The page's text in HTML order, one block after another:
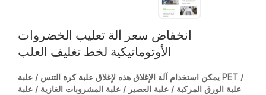
انخفاض سعر آلة تعليب الخضروات
الأوتوماتيكية لخط تغليف العلب
يمكن استخدام آلة الإغلاق هذه لإغلاق علبة كرة التنس / علبة PET /
علبة الورق المركبة / علبة العصير / علبة المشروبات الغازية / علبة